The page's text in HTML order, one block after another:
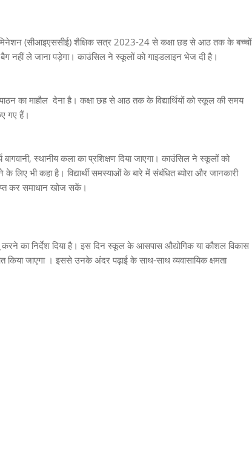
(सीआइएससीई) शैक्षिक सत्र 2023-24 से कक्षा छह से आठ तक के बच्चों
नहीं ले जाना पड़ेगा। काउंसिल ने स्कूलों को गाइडलाइन भेज दी है।
का माहौल देना है। कक्षा छह से आठ तक के विद्यार्थियों को स्कूल की समय
गए हैं।
बागवानी, स्थानीय कला का प्रशिक्षण दिया जाएगा। काउंसिल ने स्कूलों को
के लिए भी कहा है। विद्यार्थी समस्याओं के बारे में संबंधित ब्योरा और जानकारी
कर समाधान खोज सकें।
का निर्देश दिया है। इस दिन स्कूल के आसपास औद्योगिक या कौशल विकास
किया जाएगा । इससे उनके अंदर पढ़ाई के साथ-साथ व्यवासायिक क्षमता